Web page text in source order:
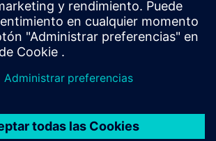
IoT
para sistemas de terceros